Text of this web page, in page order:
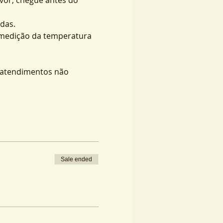
da temperatura
não
Sale ended